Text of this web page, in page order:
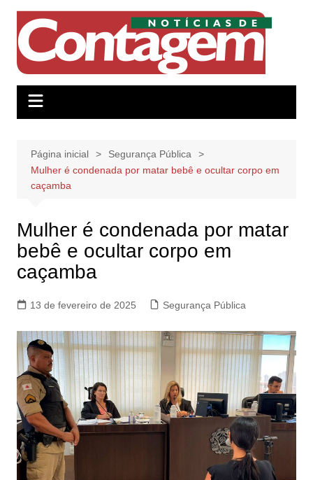
conteúdo
Página inicial
Segurança Pública
Mulher é condenada por matar bebê e ocultar corpo em
caçamba
Mulher é condenada por matar
bebê e ocultar corpo em
caçamba
13 de fevereiro de 2025 Segurança Pública